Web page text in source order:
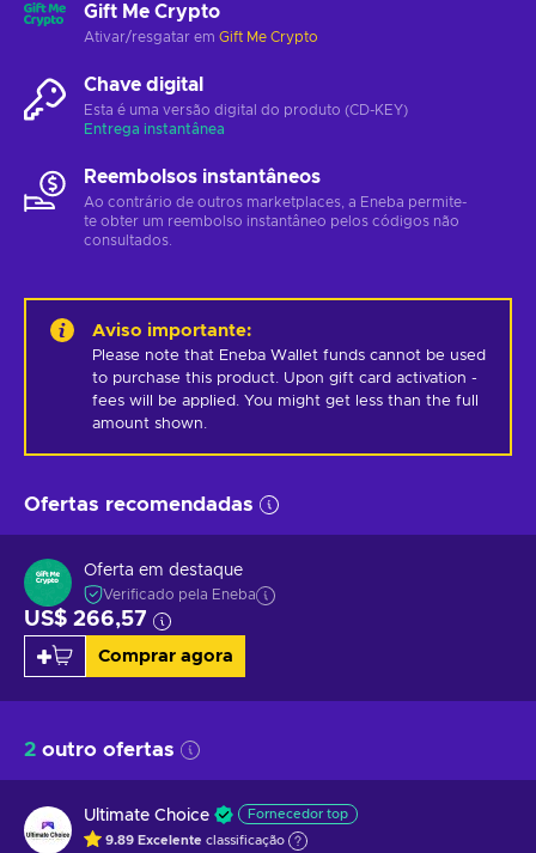
Gift Me Crypto
Ativar/resgatar em Gift Me Crypto
Chave digital
Esta é uma versão digital do produto (CD-KEY)
Entrega instantânea
Reembolsos instantâneos
Ao contrário de outros marketplaces, a Eneba permite-
te obter um reembolso instantâneo pelos códigos não
consultados.
Aviso importante:
Please note that Eneba Wallet funds cannot be used
to purchase this product. Upon gift card activation -
fees will be applied. You might get less than the full
amount shown.
Ofertas recomendadas
Oferta em destaque
Verificado pela Eneba
US$ 266,57
Comprar agora
2 outro ofertas
Ultimate Choice Fornecedor top
9.89 Excelente classificação